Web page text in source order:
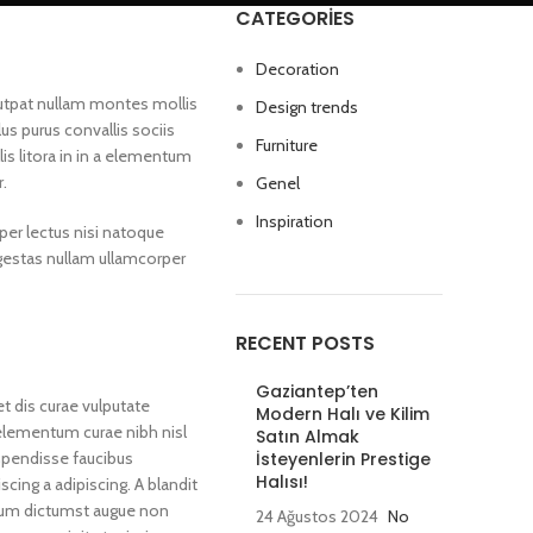
nullam montes mollis
purus convallis sociis
litora in in a elementum
lectus nisi natoque
nullam ullamcorper
dis curae vulputate
curae nibh nisl
faucibus
a adipiscing. A blandit
dictumst augue non
CATEGORIES
Decoration
Design trends
Furniture
Genel
Inspiration
RECENT POSTS
Gaziantep’ten
Modern Halı ve Kilim
Satın Almak
İsteyenlerin Prestige
Halısı!
24 Ağustos 2024 No